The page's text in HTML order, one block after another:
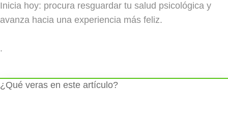
Inicia hoy: procura resguardar tu salud psicológica y
avanza hacia una experiencia más feliz.
.
¿Qué veras en este artículo?